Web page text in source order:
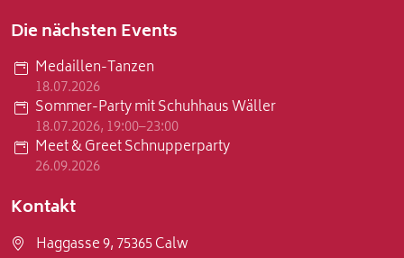
Die nächsten Events
Medaillen-Tanzen
18.07.2026
Sommer-Party mit Schuhhaus Wäller
18.07.2026, 19:00–23:00
Meet & Greet Schnupperparty
26.09.2026
Kontakt
Haggasse 9, 75365 Calw